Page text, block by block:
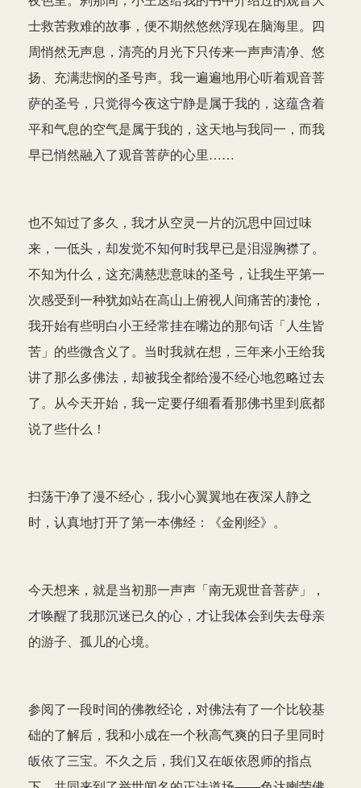
士救苦救难的故事，便不期然悠然浮现在脑海里。四
周悄然无声息，清亮的月光下只传来一声声清净、悠
扬、充满悲悯的圣号声。我一遍遍地用心听着观音菩
萨的圣号，只觉得今夜这宁静是属于我的，这蕴含着
平和气息的空气是属于我的，这天地与我同一，而我
早已悄然融入了观音菩萨的心里……
也不知过了多久，我才从空灵一片的沉思中回过味
来，一低头，却发觉不知何时我早已是泪湿胸襟了。
不知为什么，这充满慈悲意味的圣号，让我生平第一
次感受到一种犹如站在高山上俯视人间痛苦的凄怆，
我开始有些明白小王经常挂在嘴边的那句话「人生皆
苦」的些微含义了。当时我就在想，三年来小王给我
讲了那么多佛法，却被我全都给漫不经心地忽略过去
了。从今天开始，我一定要仔细看看那佛书里到底都
说了些什么！
扫荡干净了漫不经心，我小心翼翼地在夜深人静之
时，认真地打开了第一本佛经：《金刚经》。
今天想来，就是当初那一声声「南无观世音菩萨」，
才唤醒了我那沉迷已久的心，才让我体会到失去母亲
的游子、孤儿的心境。
参阅了一段时间的佛教经论，对佛法有了一个比较基
础的了解后，我和小成在一个秋高气爽的日子里同时
皈依了三宝。不久之后，我们又在皈依恩师的指点